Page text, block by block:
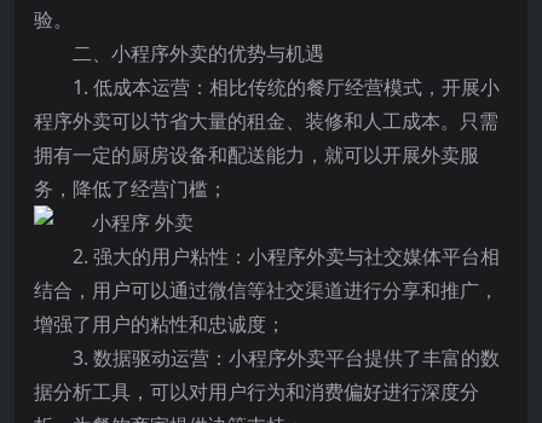
验。
二、小程序外卖的优势与机遇
1. 低成本运营：相比传统的餐厅经营模式，开展小
程序外卖可以节省大量的租金、装修和人工成本。只需
拥有一定的厨房设备和配送能力，就可以开展外卖服
务，降低了经营门槛；
2. 强大的用户粘性：小程序外卖与社交媒体平台相
结合，用户可以通过微信等社交渠道进行分享和推广，
增强了用户的粘性和忠诚度；
3. 数据驱动运营：小程序外卖平台提供了丰富的数
据分析工具，可以对用户行为和消费偏好进行深度分